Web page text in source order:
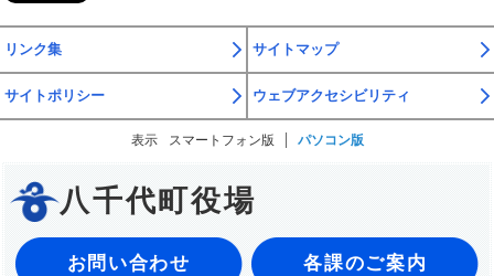
リンク集 サイトマップ
サイトポリシー ウェブアクセシビリティ
表示 スマートフォン版 パソコン版
八千代町役場
お問い合わせ 各課のご案内